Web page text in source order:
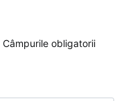
Câmpurile obligatorii